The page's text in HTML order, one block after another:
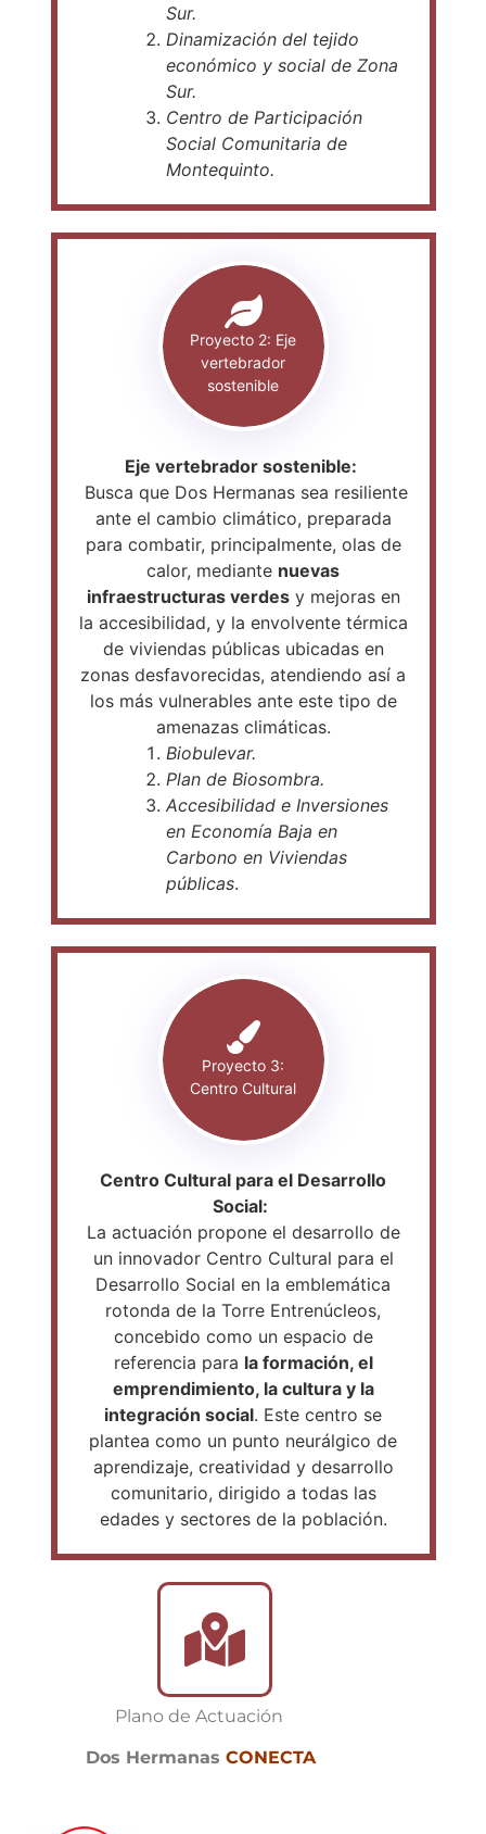
Sur.
Dinamización del tejido
económico y social de Zona
Sur.
Centro de Participación
Social Comunitaria de
Montequinto.
Proyecto 2: Eje
vertebrador
sostenible
Eje vertebrador sostenible:
Busca que Dos Hermanas sea resiliente
ante el cambio climático, preparada
para combatir, principalmente, olas de
calor, mediante nuevas
infraestructuras verdesy mejoras en
la accesibilidad, y la envolvente térmica
de viviendas públicas ubicadas en
zonas desfavorecidas, atendiendo así a
los más vulnerables ante este tipo de
amenazas climáticas.
Biobulevar.
Plan de Biosombra.
Accesibilidad e Inversiones
en Economía Baja en
Carbono en Viviendas
públicas.
Proyecto 3:
Centro Cultural
Centro Cultural para el Desarrollo
Social:
La actuación propone el desarrollo de
un innovador Centro Cultural para el
Desarrollo Social en la emblemática
rotonda de la Torre Entrenúcleos,
concebido como un espacio de
referencia para la formación, el
emprendimiento, la cultura y la
integración social. Este centro se
plantea como un punto neurálgico de
aprendizaje, creatividad y desarrollo
comunitario, dirigido a todas las
edades y sectores de la población.
Plano de Actuación
Dos HermanasCONECTA